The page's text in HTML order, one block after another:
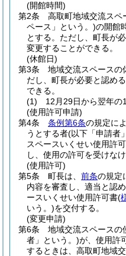
(開館時間)
第2条
高取町地域交流スペ
ペース」という。)の開館
とする。 ただし、町長が
変更することができる。
(休館日)
第3条
地域交流スペースの
だし、町長が必要と認め
できる。
(1)
12月29日から翌年の
(使用許可申請)
第4条
条例第6条の規定に
うとする者(以下「申請者
スペースいくせい使用許
し、使用の許可を受けな
(使用許可)
第5条
町長は、 前条の規定
内容を審査し、適当と認
ースいくせい使用許可書(
いう。)を交付する。
(変更申請)
第6条
地域交流スペースの
者」という。)が、使用許
するときは、高取町地域